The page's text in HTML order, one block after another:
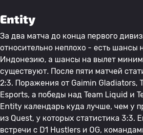
Entity
За два матча до конца первого
относительно неплохо - есть шансы
Индонезию, а шансы на вылет
существуют. После пяти матчей
2:3. Поражения от Gaimin Gladiators,
Esports, а победы над Team Liquid и
Entity календарь куда лучше, чем у
из Quest, у которых статистика 3:3.
встречи с D1 Hustlers и OG,